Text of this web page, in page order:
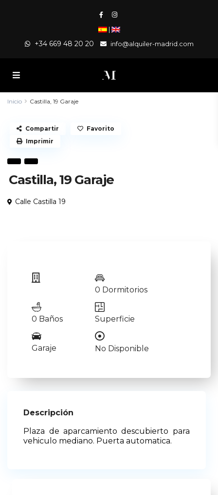
|
+34 669 48 20 20 info@alquiler-madrid.com
Inicio Castilla, 19 Garaje
Castilla, 19 Garaje
Calle Castilla 19
Compartir
Favorito
Imprimir
0 Dormitorios
0 Baños Superficie
Garaje No Disponible
Descripción
Plaza de aparcamiento descubierto para
vehiculo mediano. Puerta automatica.